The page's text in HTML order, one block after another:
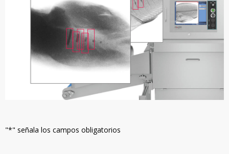
"*" señala los campos obligatorios